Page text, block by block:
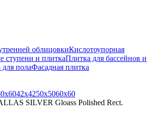
облицовкиКислотоупорная
ступени и плиткаПлитка для бассейнов и
полаФасадная плитка
42х4250х5060х60
SILVER Gloass Polished Rect.